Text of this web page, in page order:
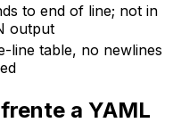
to end of line; not in
output
line table, no newlines
a YAML